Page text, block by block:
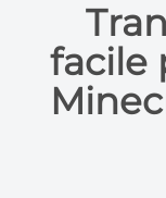
facile